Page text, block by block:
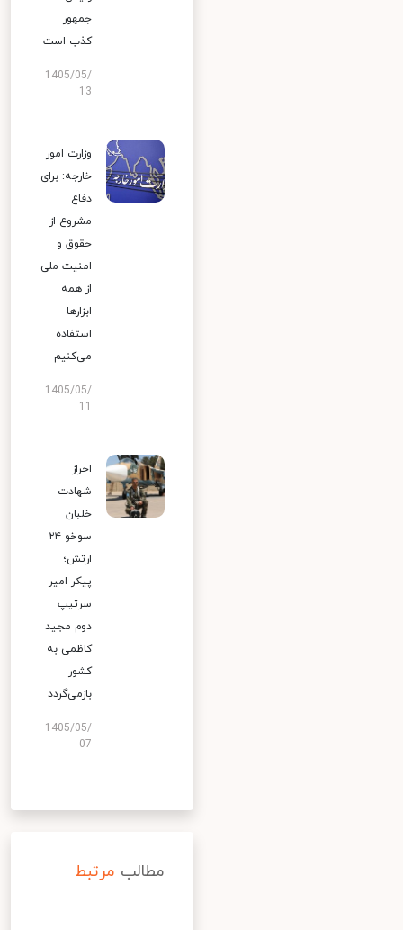
جمهور
کذب است
1405/05/
13
وزارت امور
خارجه: برای
دفاع
مشروع از
حقوق و
امنیت ملی
از همه
ابزارها
استفاده
می‌کنیم
1405/05/
احراز
شهادت
خلبان
سوخو ۲۴
ارتش؛
پیکر امیر
سرتیپ
دوم مجید
کاظمی به
کشور
بازمی‌گردد
1405/05/
07
مطالب مرتبط